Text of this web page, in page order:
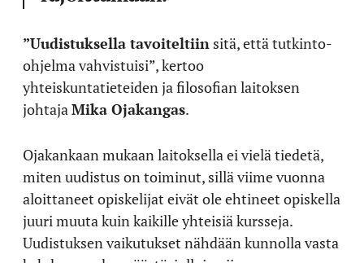
”Uudistuksella tavoiteltiin sitä, että tutkinto-
ohjelma vahvistuisi”, kertoo
yhteiskuntatieteiden ja filosofian laitoksen
johtajaMika Ojakangas.
Ojakankaan mukaan laitoksella ei vielä tiedetä,
miten uudistus on toiminut, sillä viime vuonna
aloittaneet opiskelijat eivät ole ehtineet opiskella
juuri muuta kuin kaikille yhteisiä kursseja.
Uudistuksen vaikutukset nähdään kunnolla vasta